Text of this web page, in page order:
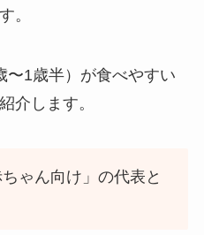
。
〜1歳半）が食べやすい
介します。
ゃん向け」の代表と